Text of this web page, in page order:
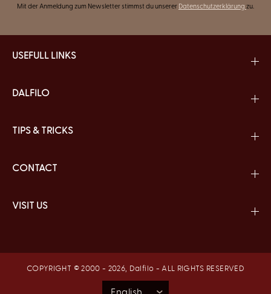
Mit der Anmeldung zum Newsletter stimmst du unserer Datenschutzerklärung zu.
USEFULL LINKS
DALFILO
TIPS & TRICKS
CONTACT
VISIT US
COPYRIGHT © 2000 - 2026, Dalfilo - ALL RIGHTS RESERVED